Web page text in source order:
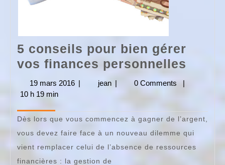
5 conseils pour bien gérer
vos finances personnelles
bien
gérer
vos
19 mars 2016 19
| jean jean
| 0 Comments
|
10 h 19 min
Dès lors que vous commencez à gagner de l’argent,
vous devez faire face à un nouveau dilemme qui
vient remplacer celui de l’absence de ressources
financières : la gestion de